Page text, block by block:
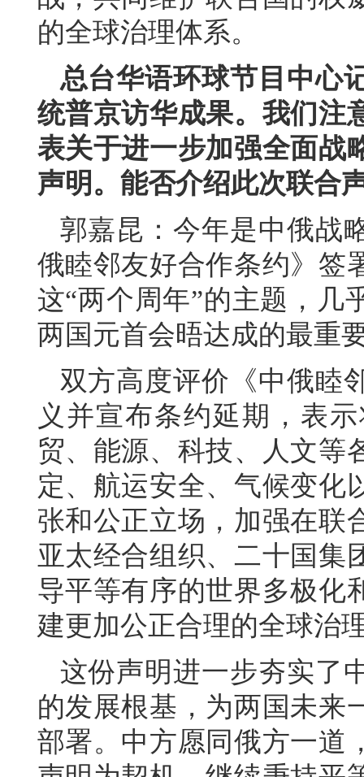
的全球治理体系。
总台华语环球节目中心
统普京访华成果。我们注
表关于进一步加强全面战
声明。能否介绍此次联合
郭嘉昆：今年是中俄战
俄睦邻友好合作条约》签
这“两个周年”的主题，几
两国元首会晤达成的最重
双方高度评价《中俄睦
义并宣布条约延期，表
贸、能源、科技、人文等
定、航运安全、气候变化
张和公正立场，加强在联
亚太经合组织、二十国集
导平等有序的世界多极化
建更加公正合理的全球治
这份声明进一步夯实了
的发展根基，为两国未来
部署。中方愿同俄方一道